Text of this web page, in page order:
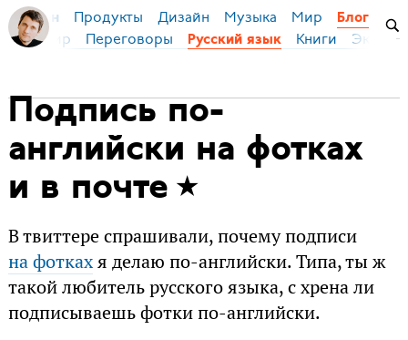
Бирман Продукты Дизайн Музыка Мир Блог
Мир Переговоры Русский язык Книги
Подпись по-
английски на фотках
и в почте
В твиттере спрашивали, почему подписи
на фоткахя делаю по-английски. Типа, ты ж
такой любитель русского языка, с хрена ли
подписываешь фотки по-английски.